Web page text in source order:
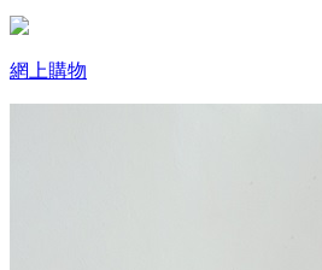
網上購物